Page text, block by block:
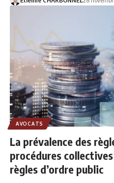
AVOCATS
La prévalence des
procédures
règles d’ordre public